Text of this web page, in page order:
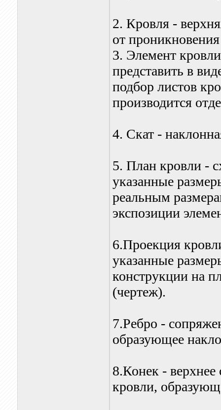
2. Кровля -
от
3. Элемент
представить в
подбор листов
производится
4. Скат -
5. План кровли -
указанные
реальным
экспозиции
6.Проекция
указанные
конструкции на
(чертеж).
7.Ребро -
образующее
8.Конек - верхнее
кровли,